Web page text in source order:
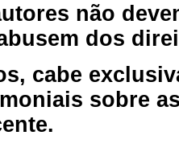
não
dos
cabe
sobre